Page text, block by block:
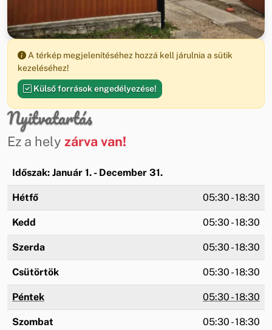
A térkép megjelenítéséhez hozzá kell járulnia a sütik
kezeléséhez!
Külső források engedélyezése!
Nyitvatartás
Ez a hely zárva van!
Időszak: Január 1. - December 31.
Hétfő 05:30 - 18:30
Kedd 05:30 - 18:30
Szerda 05:30 - 18:30
Csütörtök 05:30 - 18:30
Péntek 05:30 - 18:30
Szombat 05:30 - 18:30